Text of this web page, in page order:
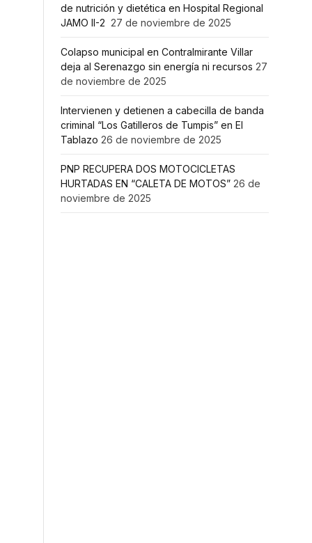
de nutrición y dietética en Hospital Regional
JAMO II-2 27 de noviembre de 2025
Colapso municipal en Contralmirante Villar
deja al Serenazgo sin energía ni recursos 27
de noviembre de 2025
Intervienen y detienen a cabecilla de banda
criminal “Los Gatilleros de Tumpis” en El
Tablazo 26 de noviembre de 2025
PNP RECUPERA DOS MOTOCICLETAS
HURTADAS EN “CALETA DE MOTOS” 26 de
noviembre de 2025